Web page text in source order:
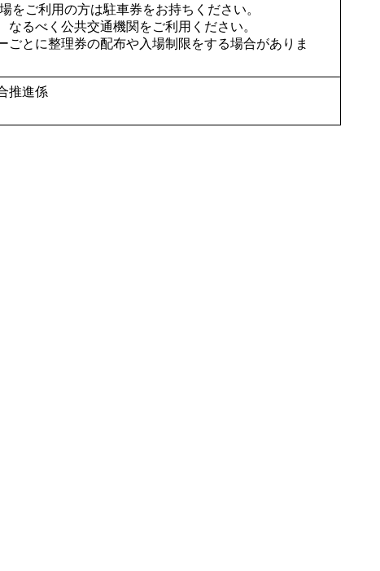
をご利用の方は駐車券をお持ちください。
なるべく公共交通機関をご利用ください。
ごとに整理券の配布や入場制限をする場合がありま
推進係